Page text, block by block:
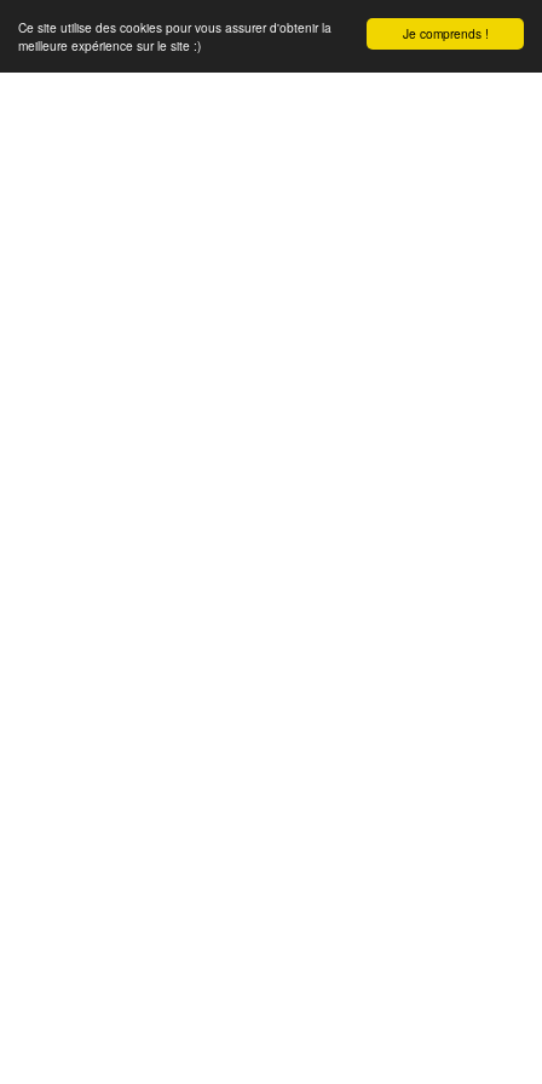
Je comprends !
Ce site utilise des cookies pour vous assurer d'obtenir la
meilleure expérience sur le site :)